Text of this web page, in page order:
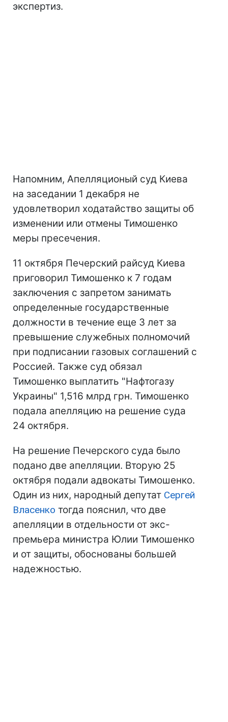
экспертиз.
Напомним, Апелляционый суд Киева
на заседании 1 декабря не
удовлетворил ходатайство защиты об
изменении или отмены Тимошенко
меры пресечения.
11 октября Печерский райсуд Киева
приговорил Тимошенко к 7 годам
заключения с запретом занимать
определенные государственные
должности в течение еще 3 лет за
превышение служебных полномочий
при подписании газовых соглашений с
Россией. Также суд обязал
Тимошенко выплатить "Нафтогазу
Украины" 1,516 млрд грн. Тимошенко
подала апелляцию на решение суда
24 октября.
На решение Печерского суда было
подано две апелляции. Вторую 25
октября подали адвокаты Тимошенко.
Один из них, народный депутат Сергей
Власенко тогда пояснил, что две
апелляции в отдельности от экс-
премьера министра Юлии Тимошенко
и от защиты, обоснованы большей
надежностью.